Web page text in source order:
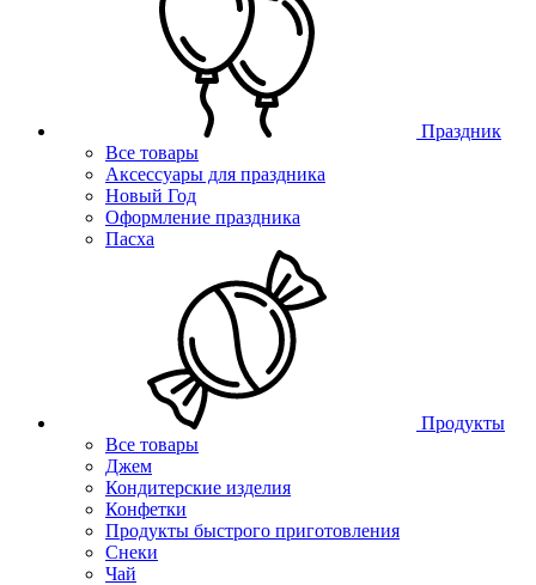
Праздник
Все товары
Аксессуары для праздника
Новый Год
Оформление праздника
Пасха
Продукты
Все товары
Джем
Кондитерские изделия
Конфетки
Продукты быстрого приготовления
Снеки
Чай